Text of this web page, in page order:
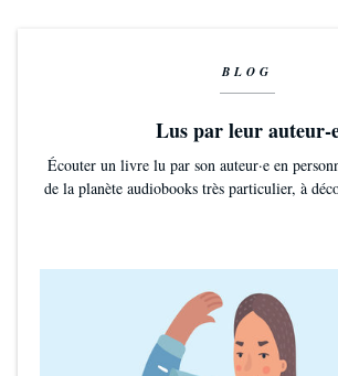
BLOG
Lus par leur auteur-
Écouter un livre lu par son auteur·e en
de la planète audiobooks très particulier, à